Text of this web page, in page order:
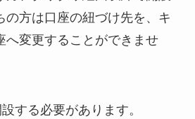
の方は口座の紐づけ先を、キ
へ変更することができませ
する必要があります。